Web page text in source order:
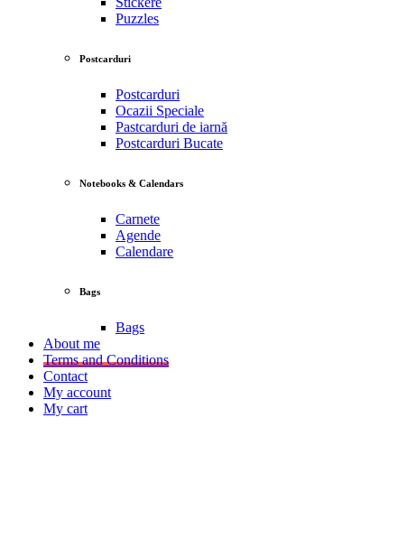
Puzzles
Postcarduri
Postcarduri
Ocazii Speciale
Pastcarduri de iarnă
Postcarduri Bucate
Notebooks & Calendars
Carnete
Agende
Calendare
Bags
Bags
About me
Terms and Conditions
Contact
My account
My cart